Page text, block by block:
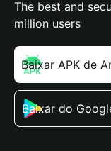
The best and
million users
Baixar APK de
Baixar do